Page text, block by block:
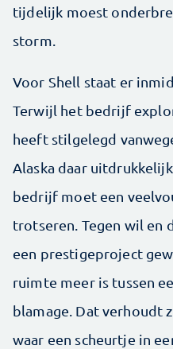
tijdelijk moest
storm.
Voor Shell staat er
Terwijl het bedrijf
heeft stilgelegd
Alaska daar
bedrijf moet een
trotseren. Tegen wil en
een prestigeproject
ruimte meer is tussen
blamage. Dat verhoudt
waar een scheurtje in